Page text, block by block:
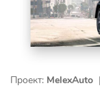
Проект: MelexAuto |